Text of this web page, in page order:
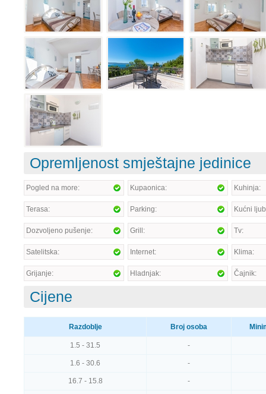
Opremljenost smještajne jedinice
Pogled na more: Kupaonica: Kuhinja:
Terasa: Parking: Kućni
Dozvoljeno pušenje: Grill: Tv:
Satelitska: Internet: Klima:
Grijanje: Hladnjak: Čajnik:
Cijene
Razdoblje Broj osoba
1.5 - 31.5 -
1.6 - 30.6 -
16.7 - 15.8 -